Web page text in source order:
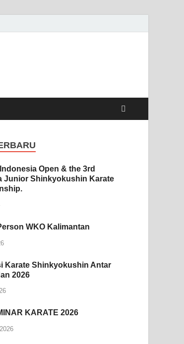
Open & the 3rd
Junior Shinkyokushin Karate
WKO Kalimantan
Karate Shinkyokushin Antar
2026
KARATE 2026